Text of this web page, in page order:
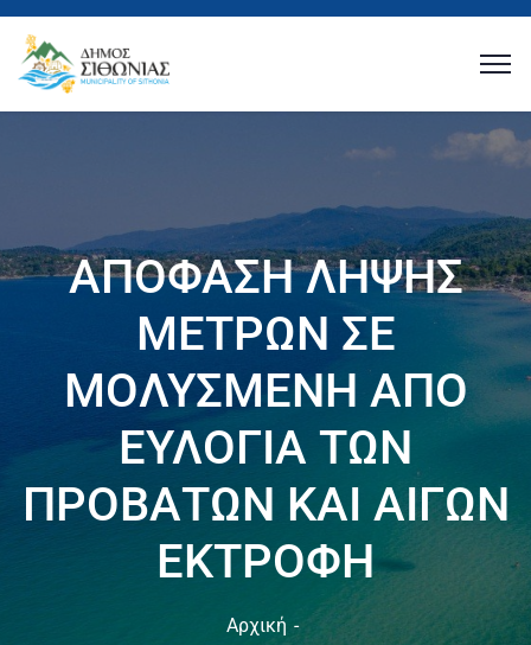
ΑΠΟΦΑΣΗ ΛΗΨΗΣ
ΜΕΤΡΩΝ ΣΕ
ΜΟΛΥΣΜΕΝΗ ΑΠΟ
ΕΥΛΟΓΙΑ ΤΩΝ
ΠΡΟΒΑΤΩΝ ΚΑΙ ΑΙΓΩΝ
ΕΚΤΡΟΦΗ
Αρχική